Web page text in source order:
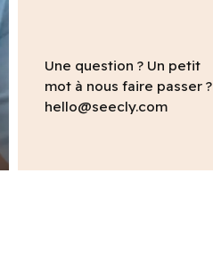
Une question ? Un petit
mot à nous faire passer ?
hello@seecly.com